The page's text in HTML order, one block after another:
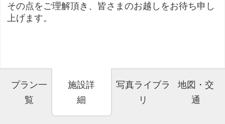
その点をご理解頂き、皆さまのお越しをお待ち申し
上げます。
プラン一
覧
施設詳
細
写真ライブラ
リ
地図・交
通